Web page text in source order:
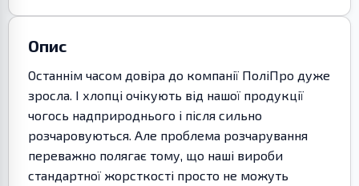
Опис
Останнім часом довіра до компанії ПоліПро дуже
зросла. І хлопці очікують від нашої продукції
чогось надприроднього і після сильно
розчаровуються. Але проблема розчарування
переважно полягає тому, що наші вироби
стандартної жорсткості просто не можуть